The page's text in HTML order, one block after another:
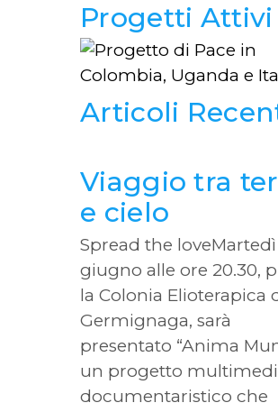
Progetti Attivi
Articoli
Viaggio tra
e cielo
Spread the
giugno alle ore 20.30,
la Colonia Elioterapica
Germignaga, sarà
presentato “Anima
un progetto
documentaristico che